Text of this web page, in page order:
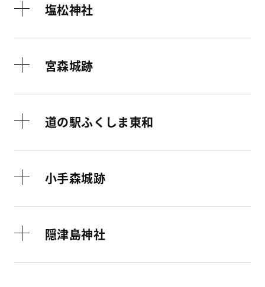
塩松神社
宮森城跡
道の駅ふくしま東和
小手森城跡
隠津島神社